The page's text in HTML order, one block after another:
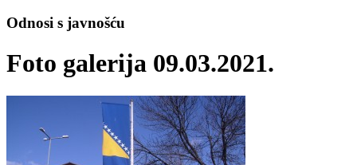
Odnosi s javnošću
Foto galerija 09.03.2021.